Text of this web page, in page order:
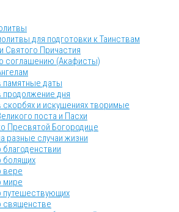
для подготовки к Таинствам
Святого Причастия
соглашению (Акафисты)
даты
дня
и искушениях творимые
поста и Пасхи
Пресвятой Богородице
разные случаи жизни
вере
мире
путешествующих
священстве